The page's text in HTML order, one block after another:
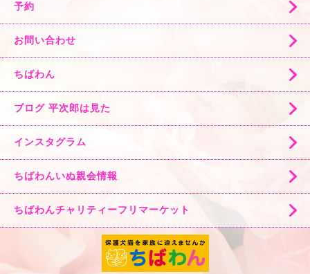
予約
お問い合わせ
ちばわん
ブログ 平次郎は見た
インスタグラム
ちばわんいぬ親会情報
ちばわんチャリティーフリマーケット